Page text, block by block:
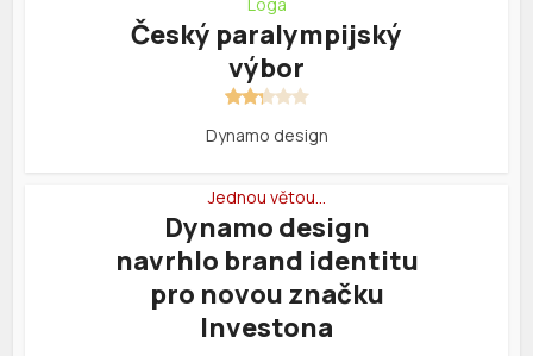
Český paralympijský
výbor
Dynamo design
Jednou větou…
Dynamo design
navrhlo brand identitu
pro novou značku
Investona